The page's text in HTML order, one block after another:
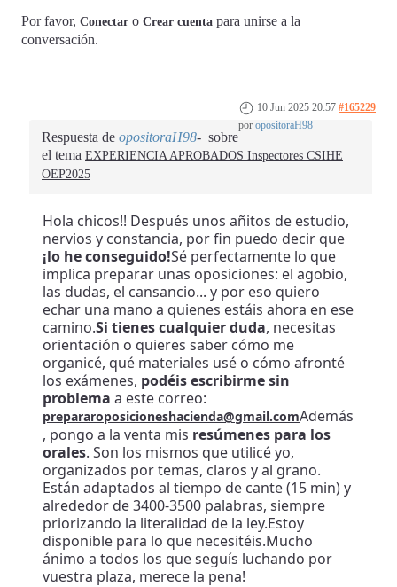
Por favor, Conectar o Crear cuenta para unirse a la
conversación.
10 Jun 2025 20:57 #165229
por opositoraH98
Respuesta de opositoraH98
sobre
el tema EXPERIENCIA APROBADOS Inspectores CSIHE
OEP2025
Hola chicos!! Después unos añitos de estudio,
nervios y constancia, por fin puedo decir que
¡lo he conseguido!Sé perfectamente lo que
implica preparar unas oposiciones: el agobio,
las dudas, el cansancio... y por eso quiero
echar una mano a quienes estáis ahora en ese
camino.Si tienes cualquier duda, necesitas
orientación o quieres saber cómo me
organicé, qué materiales usé o cómo afronté
los exámenes, podéis escribirme sin
problema a este correo:
prepararoposicioneshacienda@gmail.comAdemás
, pongo a la venta mis resúmenes para los
orales. Son los mismos que utilicé yo,
organizados por temas, claros y al grano.
Están adaptados al tiempo de cante (15 min) y
alrededor de 3400-3500 palabras, siempre
priorizando la literalidad de la ley.Estoy
disponible para lo que necesitéis.Mucho
ánimo a todos los que seguís luchando por
vuestra plaza, merece la pena!